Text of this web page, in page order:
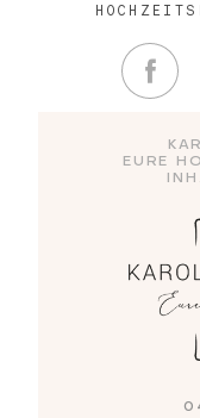
EURE